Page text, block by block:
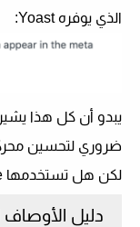
الذي يوفره Yoast:
يبدو أن كل هذا
ضروري لتحسين
لكن هل تستخدمها Google بالفعل لتحديد ترتيبك؟
دليل الأوصاف